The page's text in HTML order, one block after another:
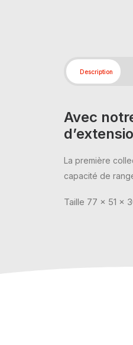
Description
Avec
La première
capacité de
Taille 77 x 51 x